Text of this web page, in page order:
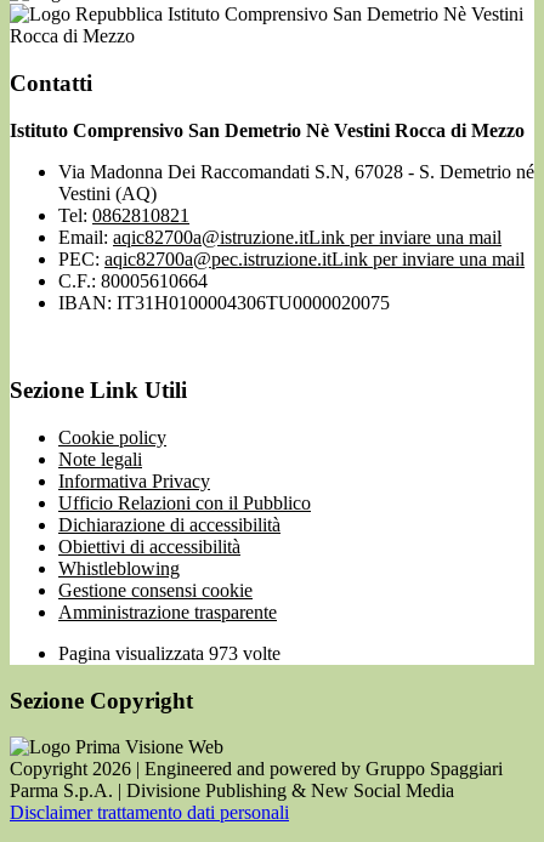
Istituto Comprensivo San Demetrio Nè Vestini
Rocca di Mezzo
Contatti
Istituto Comprensivo San Demetrio Nè Vestini Rocca di Mezzo
Via Madonna Dei Raccomandati S.N, 67028 - S. Demetrio né
Vestini (AQ)
Tel: 0862810821
Email: aqic82700a@istruzione.itLink per inviare una mail
PEC: aqic82700a@pec.istruzione.itLink per inviare una mail
C.F.: 80005610664
IBAN: IT31H0100004306TU0000020075
Sezione Link Utili
Cookie policy
Note legali
Informativa Privacy
Ufficio Relazioni con il Pubblico
Dichiarazione di accessibilità
Obiettivi di accessibilità
Whistleblowing
Gestione consensi cookie
Amministrazione trasparente
Pagina visualizzata 973 volte
Sezione Copyright
Copyright 2026 | Engineered and powered by Gruppo Spaggiari
Parma S.p.A. | Divisione Publishing & New Social Media
Disclaimer trattamento dati personali